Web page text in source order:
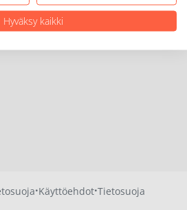
·Käyttöehdot·Tietosuoja
Hyväksy kaikki